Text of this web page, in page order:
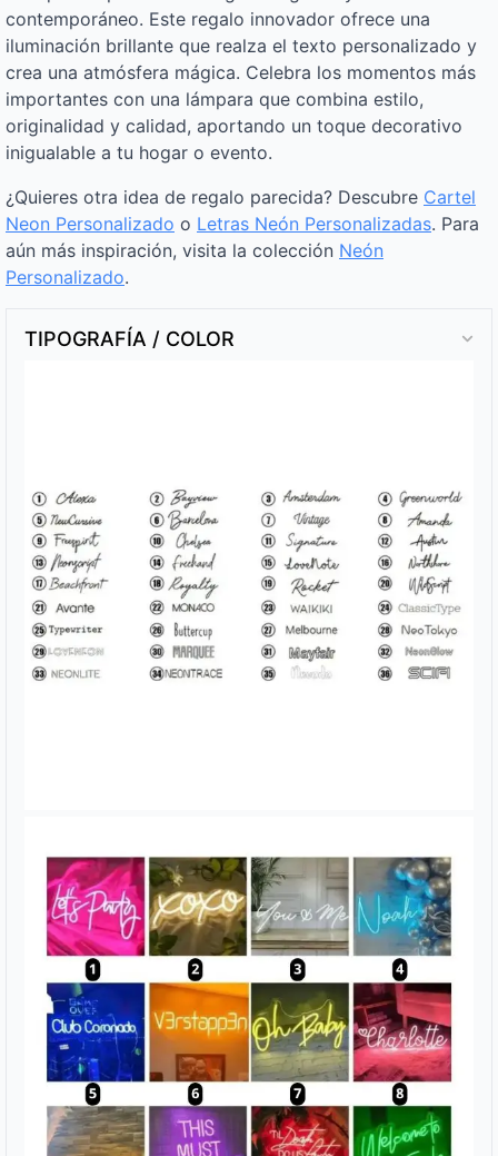
contemporáneo. Este regalo innovador ofrece una
iluminación brillante que realza el texto personalizado y
crea una atmósfera mágica. Celebra los momentos más
importantes con una lámpara que combina estilo,
originalidad y calidad, aportando un toque decorativo
inigualable a tu hogar o evento.
¿Quieres otra idea de regalo parecida? Descubre Cartel
Neon Personalizado o Letras Neón Personalizadas. Para
aún más inspiración, visita la colección Neón
Personalizado.
TIPOGRAFÍA / COLOR